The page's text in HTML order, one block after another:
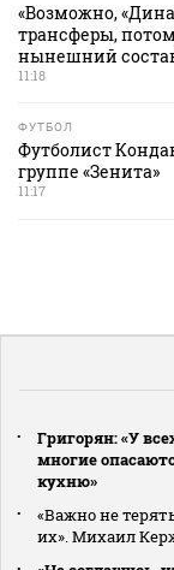
«Возможно,
трансферы,
нынешний
11:18
ФУТБОЛ
Футболист
группе «Зенита»
11:17
Григорян: «У
многие
кухню»
«Важно не
их». Михаил